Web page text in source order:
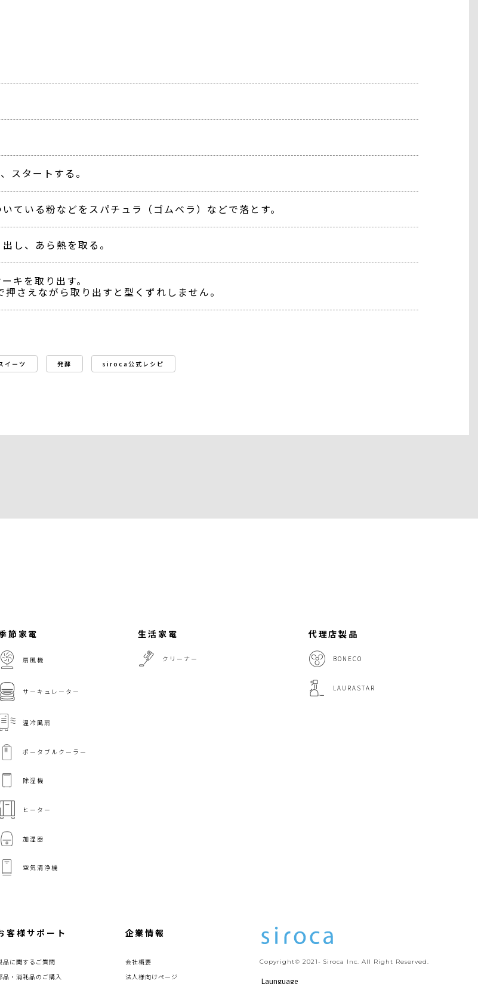
スタートする。
ている粉などをスパチュラ（ゴムベラ）などで落とす。
し、あら熱を取る。
キを取り出す。
さえながら取り出すと型くずれしません。
イーツ 発酵 siroca公式レシピ
節家電
扇風機
サーキュレーター
温冷風扇
ポータブルクーラー
除湿機
ヒーター
加湿器
空気清浄機
生活家電
クリーナー
代理店製品
BONECO
LAURASTAR
客様サポート
品に関するご質問
品・消耗品のご購入
企業情報
会社概要
法人様向けページ
Copyright© 2021- Siroca Inc. All Right Reserved.
Launguage